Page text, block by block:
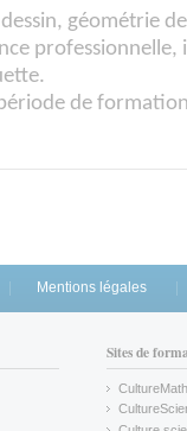
dessin, géométrie
professionnelle,
de
Mentions légales
Sites de
CultureMath
(link is
(link is